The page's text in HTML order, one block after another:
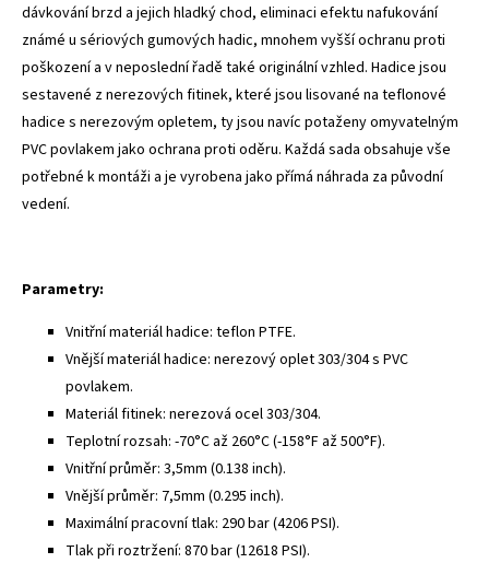
dávkování brzd a jejich hladký chod, eliminaci efektu nafukování
známé u sériových gumových hadic, mnohem vyšší ochranu proti
poškození a v neposlední řadě také originální vzhled. Hadice jsou
sestavené z nerezových fitinek, které jsou lisované na teflonové
hadice s nerezovým opletem, ty jsou navíc potaženy omyvatelným
PVC povlakem jako ochrana proti oděru. Každá sada obsahuje vše
potřebné k montáži a je vyrobena jako přímá náhrada za původní
vedení.
Parametry:
Vnitřní materiál hadice: teflon PTFE.
Vnější materiál hadice: nerezový oplet 303/304 s PVC
povlakem.
Materiál fitinek: nerezová ocel 303/304.
Teplotní rozsah: -70°C až 260°C (-158°F až 500°F).
Vnitřní průměr: 3,5mm (0.138 inch).
Vnější průměr: 7,5mm (0.295 inch).
Maximální pracovní tlak: 290 bar (4206 PSI).
Tlak při roztržení: 870 bar (12618 PSI).